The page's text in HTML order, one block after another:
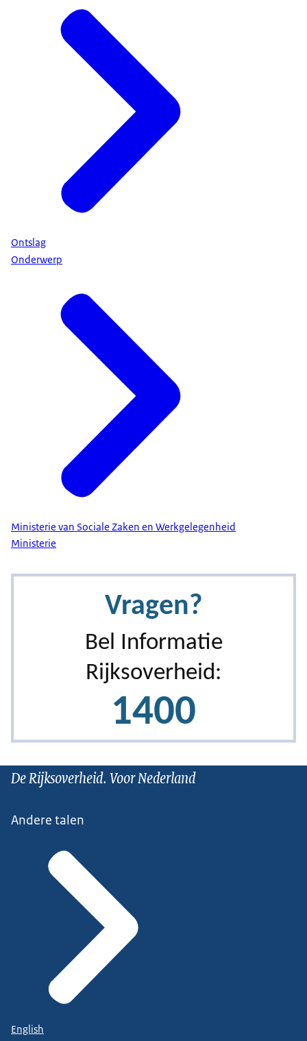
Ontslag
Onderwerp
Ministerie van Sociale Zaken en Werkgelegenheid
Ministerie
De Rijksoverheid. Voor Nederland
Andere talen
English